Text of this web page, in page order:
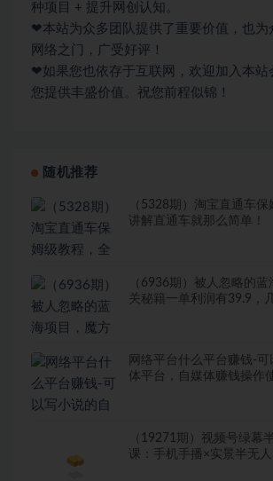
种项目 + 提升网创认知。
❤本站为众多团队提供了重要价值，也为
网络之门，广受好评！
❤如果您也依存于互联网，欢迎加入本站
您提供丰盛价值。祝您前程似锦！
随机推荐
（5328期）淘宝直通车
讲解直通车就那么简单！
（6936期）被人忽略的
关秘籍一单利润有39.9，
网络平台什么平台赚钱-可
体平台，自媒体赚钱操作
（19271期）视频号绿幕
课：手机手播×实景半无